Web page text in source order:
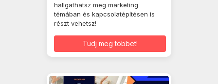
hallgathatsz meg marketing
témában és kapcsolatépítésen is
részt vehetsz!
Tudj meg többet!